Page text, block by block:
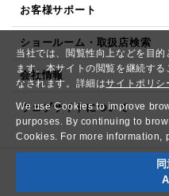
当社では、閲覧性向上などを目
ます。本サイトの閲覧を継続す
なされます。詳細はサイトポリシ
We use Cookies to improve
purposes. By continuing to
Cookies. For more information,
お客様サポート
ショールーム・取扱店検索
会社情報
ウェブサイトについて
Copyright© NICHIBEI